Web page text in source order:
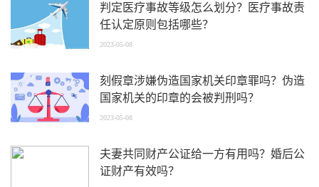
判定医疗事故等级怎么划分？医疗事故责
任认定原则包括哪些？
2023-05-08
刻假章涉嫌伪造国家机关印章罪吗？伪造
国家机关的印章的会被判刑吗？
2023-05-08
夫妻共同财产公证给一方有用吗？婚后公
证财产有效吗？